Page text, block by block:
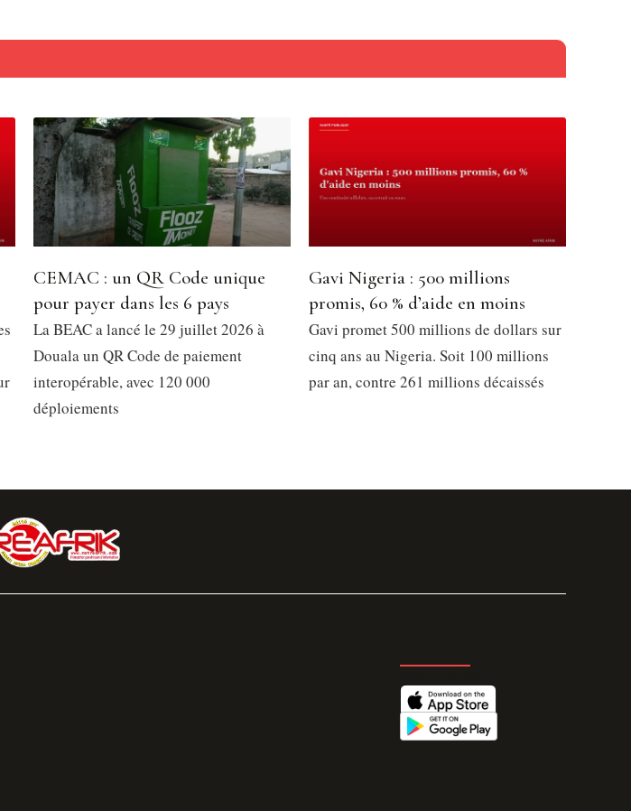
CEMAC : un QR Code unique
pour payer dans les 6 pays
La BEAC a lancé le 29 juillet 2026 à
Douala un QR Code de paiement
interopérable, avec 120 000
déploiements
Gavi Nigeria : 500 millions
promis, 60 % d’aide en moins
Gavi promet 500 millions de dollars sur
cinq ans au Nigeria. Soit 100 millions
par an, contre 261 millions décaissés